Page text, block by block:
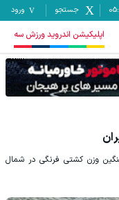
جستجو ورود
اپلیکیشن اندروید ورزش سه
وزن کشتی فرنگی در شمال